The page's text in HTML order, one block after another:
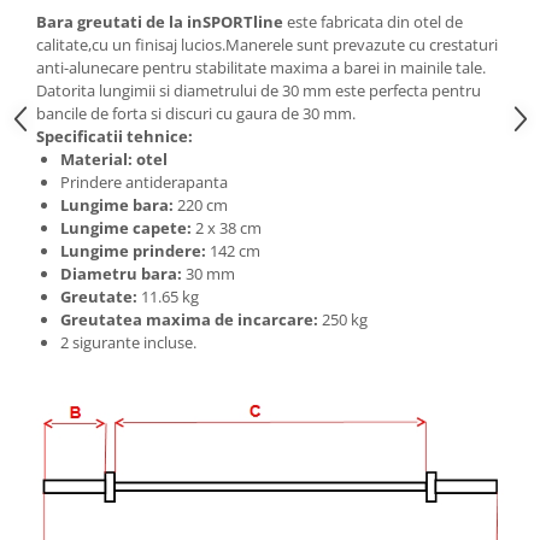
Bariere si protectie laterala pat
Bariere de protectie pat
Porti de siguranta
Carusele patut
Costum carnaval copii
Covoare copii
Dulap si cutii depozitare jucarii
Fotolii copii
Lampi de veghe
Mobilier Birou
Sac de dormit 60 cm
Sac de dormit 70 cm
Sac de dormit 80 cm
Sac de dormit 90 cm
Bara greutati de la inSPORTline este fabricata din otel de
calitate,cu un finisaj lucios.Manerele sunt prevazute cu crestaturi
anti-alunecare pentru stabilitate maxima a barei in mainile tale.
Datorita lungimii si diametrului de 30 mm este perfecta pentru
bancile de forta si discuri cu gaura de 30 mm.
Specificatii tehnice:
Material: otel
Prindere antiderapanta
Lungime bara: 220 cm
Lungime capete: 2 x 38 cm
Lungime prindere: 142 cm
Diametru bara: 30 mm
Greutate: 11.65 kg
Greutatea maxima de incarcare: 250 kg
2 sigurante incluse.